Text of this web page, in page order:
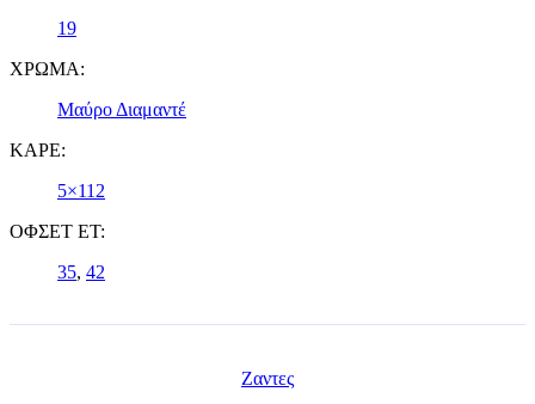
19
ΧΡΩΜΑ:
Μαύρο Διαμαντέ
ΚΑΡΕ:
5×112
ΟΦΣΕΤ ET:
35, 42
Ζαντες